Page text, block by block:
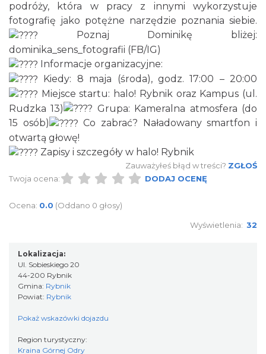
DNI OTWARTE w teatrze NA PÓŁ i teatrze
POWROTÓW || REKRUTACJA NA SEZON
26/27
Rybnik
0.00 km
XXVI Powiatowy Rajd Rowerowy
Wodzisław Śląski
11.19 km
podróży, która w pracy z innymi wykorzystuje
fotografię jako potężne narzędzie poznania siebie.
Poznaj Dominikę bliżej:
dominika_sens_fotografii (FB/IG)
Informacje organizacyjne:
Kiedy: 8 maja (środa), godz. 17:00 – 20:00
Miejsce startu: halo! Rybnik oraz Kampus (ul.
Rudzka 13)
Grupa: Kameralna atmosfera (do
15 osób)
Co zabrać? Naładowany smartfon i
otwartą głowę!
Zapisy i szczegóły w halo! Rybnik
Zauważyłeś błąd w treści? ZGŁOŚ
Twoja ocena:
DODAJ OCENĘ
Ocena: 0.0 (Oddano 0 głosy)
Wyświetlenia: 32
Lokalizacja:
Ul. Sobieskiego 20
44-200 Rybnik
Gmina: Rybnik
Powiat: Rybnik
Pokaż wskazówki dojazdu
Region turystyczny:
Kraina Górnej Odry